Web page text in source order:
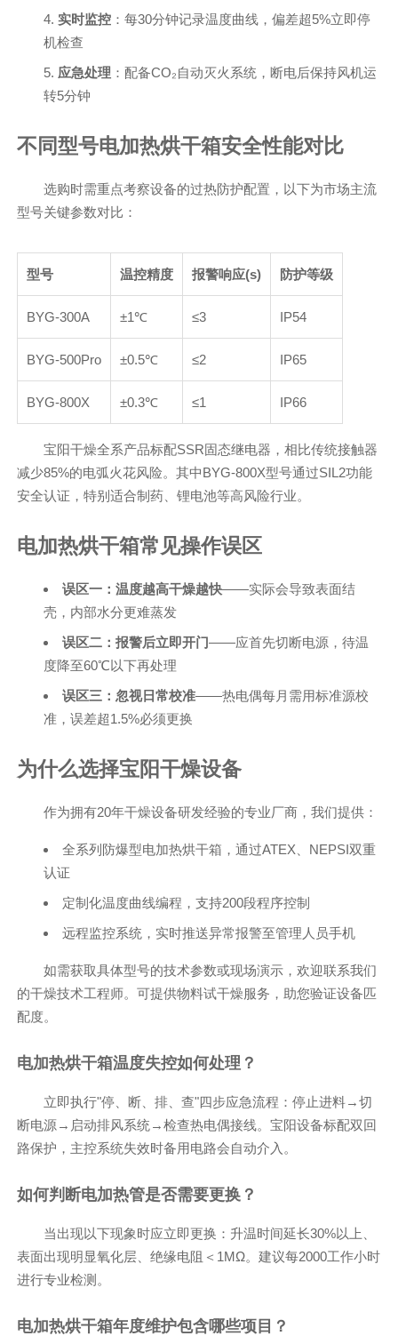
实时监控：每30分钟记录温度曲线，偏差超5%立即停
机检查
应急处理 ：配备CO₂自动灭火系统，断电后保持风机运
转5分钟
不同型号电加热烘干箱安全性能对比
选购时需重点考察设备的过热防护配置，以下为市场主流
型号关键参数对比：
型号 温控精度 报警响应(s) 防护等级
BYG-300A ±1℃ ≤3 IP54
BYG-500Pro ±0.5℃ ≤2 IP65
BYG-800X ±0.3℃ ≤1 IP66
宝阳干燥全系产品标配SSR固态继电器，相比传统接触器
减少85%的电弧火花风险。其中BYG-800X型号通过SIL2功能
安全认证，特别适合制药、锂电池等高风险行业。
电加热烘干箱常见操作误区
误区一：温度越高干燥越快——实际会导致表面结
壳，内部水分更难蒸发
误区二：报警后立即开门——应首先切断电源，待温
度降至60℃以下再处理
误区三：忽视日常校准——热电偶每月需用标准源校
准，误差超1.5%必须更换
为什么选择宝阳干燥设备
作为拥有20年干燥设备研发经验的专业厂商，我们提供：
全系列防爆型电加热烘干箱，通过ATEX、NEPSI双重
认证
定制化温度曲线编程，支持200段程序控制
远程监控系统，实时推送异常报警至管理人员手机
如需获取具体型号的技术参数或现场演示，欢迎联系我们
的干燥技术工程师。可提供物料试干燥服务，助您验证设备匹
配度。
电加热烘干箱温度失控如何处理？
立即执行"停、断、排、查"四步应急流程：停止进料→切
断电源→启动排风系统→检查热电偶接线。宝阳设备标配双回
路保护，主控系统失效时备用电路会自动介入。
如何判断电加热管是否需要更换？
当出现以下现象时应立即更换：升温时间延长30%以上、
表面出现明显氧化层、绝缘电阻＜1MΩ。建议每2000工作小时
进行专业检测。
电加热烘干箱年度维护包含哪些项目？